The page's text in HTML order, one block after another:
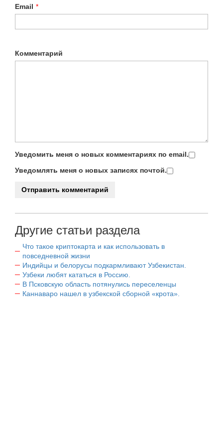
Email *
Комментарий
Уведомить меня о новых комментариях по email.
Уведомлять меня о новых записях почтой.
Другие статьи раздела
Что такое криптокарта и как использовать в
повседневной жизни
Индийцы и белорусы подкармливают Узбекистан.
Узбеки любят кататься в Россию.
В Псковскую область потянулись переселенцы
Каннаваро нашел в узбекской сборной «крота».